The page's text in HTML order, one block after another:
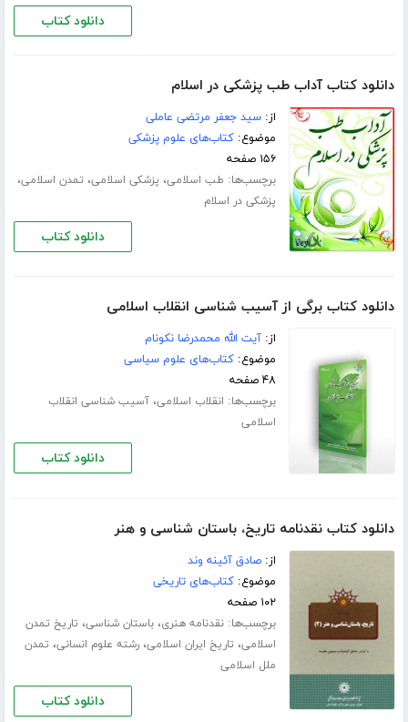
دانلود کتاب
دانلود کتاب آداب طب پزشکی در اسلام
از:سید جعفر مرتضی عاملی
موضوع:کتاب‌های علوم پزشکی
۱۵۶ صفحه
برچسب‌ها: طب اسلامی، پزشکی اسلامی، تمدن اسلامی،
پزشکی در اسلام
دانلود کتاب
دانلود کتاب برگی از آسیب شناسی انقلاب اسلامی
از:آیت الله محمدرضا نکونام
موضوع:کتاب‌های علوم سیاسی
۴۸ صفحه
برچسب‌ها: انقلاب اسلامی،آسیب شناسی انقلاب
اسلامی
دانلود کتاب
دانلود کتاب نقدنامه تاریخ، باستان شناسی و هنر
از:صادق آئینه وند
موضوع:کتاب‌های تاریخی
۱۰۲ صفحه
برچسب‌ها:نقدنامه هنری،باستان شناسی، تاریخ تمدن
اسلامی، تاریخ ایران اسلامی،رشته علوم انسانی، تمدن
ملل اسلامی
دانلود کتاب